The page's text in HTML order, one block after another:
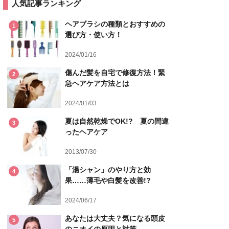
人気記事ランキング
1
ヘアブラシの種類とおすすめの
選び方・使い方！
2024/01/16
2
傷んだ髪を自宅で修復方法！緊
急ヘアケア方法とは
2024/01/03
3
夏は自然乾燥でOK!? 夏の間違
ったヘアケア
2013/07/30
4
「湯シャン」のやり方と効
果……薄毛や白髪を改善!?
2024/06/17
5
あなたは大丈夫？気になる頭皮